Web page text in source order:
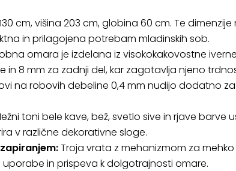
cm, višina 203 cm, globina 60 cm. Te
in prilagojena potrebam mladinskih sob.
omara je izdelana iz visokokakovostne
in 8 mm za zadnji del, kar zagotavlja njeno
na robovih debeline 0,4 mm nudijo dodatno
toni bele kave, bež, svetlo sive in rjave
v različne dekorativne sloge.
Troja vrata z mehanizmom za
in prispeva k dolgotrajnosti omare.